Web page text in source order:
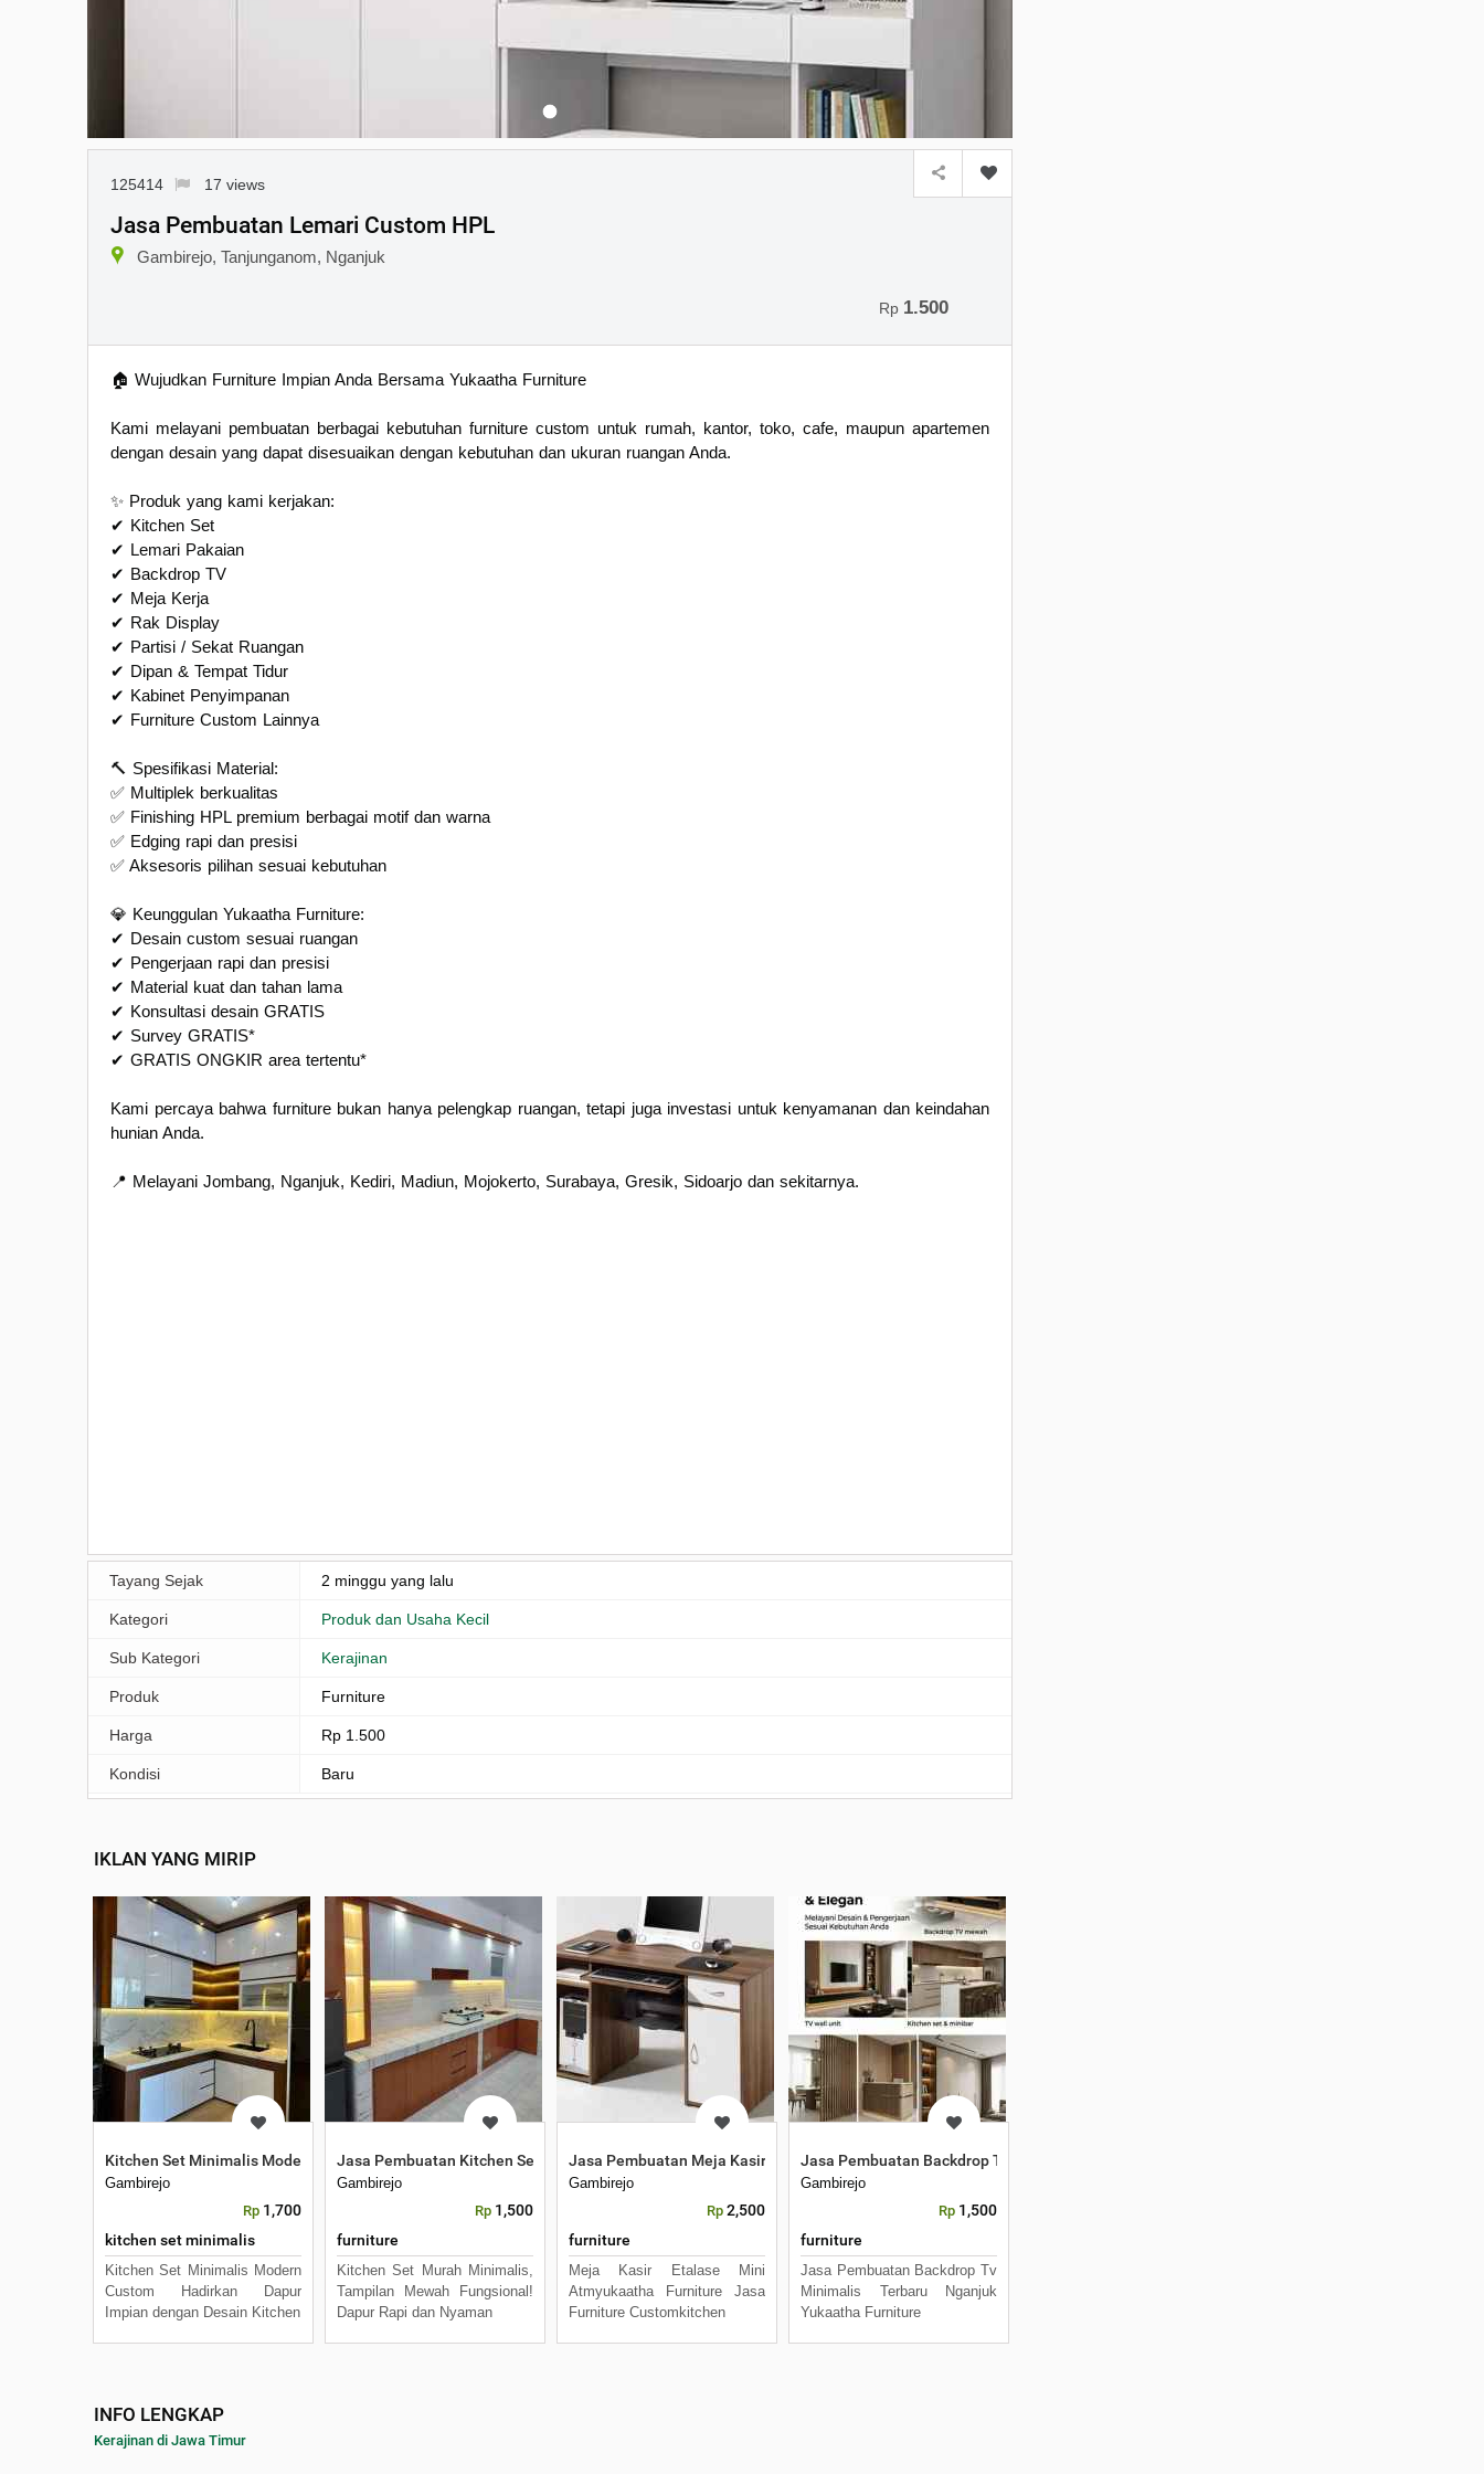
125414 17 views
Jasa Pembuatan Lemari Custom HPL
Gambirejo, Tanjunganom, Nganjuk
Rp 1.500
🏠 Wujudkan Furniture Impian Anda Bersama Yukaatha Furniture
Kami melayani pembuatan berbagai kebutuhan furniture custom untuk rumah, kantor, toko, cafe, maupun apartemen
dengan desain yang dapat disesuaikan dengan kebutuhan dan ukuran ruangan Anda.
✨ Produk yang kami kerjakan:
✔ Kitchen Set
✔ Lemari Pakaian
✔ Backdrop TV
✔ Meja Kerja
✔ Rak Display
✔ Partisi / Sekat Ruangan
✔ Dipan & Tempat Tidur
✔ Kabinet Penyimpanan
✔ Furniture Custom Lainnya
🔨 Spesifikasi Material:
✅ Multiplek berkualitas
✅ Finishing HPL premium berbagai motif dan warna
✅ Edging rapi dan presisi
✅ Aksesoris pilihan sesuai kebutuhan
💎 Keunggulan Yukaatha Furniture:
✔ Desain custom sesuai ruangan
✔ Pengerjaan rapi dan presisi
✔ Material kuat dan tahan lama
✔ Konsultasi desain GRATIS
✔ Survey GRATIS*
✔ GRATIS ONGKIR area tertentu*
Kami percaya bahwa furniture bukan hanya pelengkap ruangan, tetapi juga investasi untuk kenyamanan dan keindahan
hunian Anda.
📍 Melayani Jombang, Nganjuk, Kediri, Madiun, Mojokerto, Surabaya, Gresik, Sidoarjo dan sekitarnya.
Tayang Sejak 2 minggu yang lalu
Kategori Produk dan Usaha Kecil
Sub Kategori Kerajinan
Produk Furniture
Harga Rp 1.500
Kondisi Baru
IKLAN YANG MIRIP
Kitchen Set Minimalis Modern HPL
Gambirejo
Rp 1,700
kitchen set minimalis
Kitchen Set Minimalis Modern
Custom Hadirkan Dapur
Impian dengan Desain Kitchen
Jasa Pembuatan Kitchen Set Minimalis Modern HPL
Gambirejo
Rp 1,500
furniture
Kitchen Set Murah Minimalis,
Tampilan Mewah Fungsional!
Dapur Rapi dan Nyaman
Jasa Pembuatan Meja Kasir Meja Resepsionis Custom Area Nganjuk
Gambirejo
Rp 2,500
furniture
Meja Kasir Etalase Mini
Atmyukaatha Furniture Jasa
Furniture Customkitchen
Jasa Pembuatan Backdrop Tv Bolak Balik Nganjuk Yukaatha Furnitur
Gambirejo
Rp 1,500
furniture
Jasa Pembuatan Backdrop Tv
Minimalis Terbaru Nganjuk
Yukaatha Furniture
INFO LENGKAP
Kerajinan di Jawa Timur